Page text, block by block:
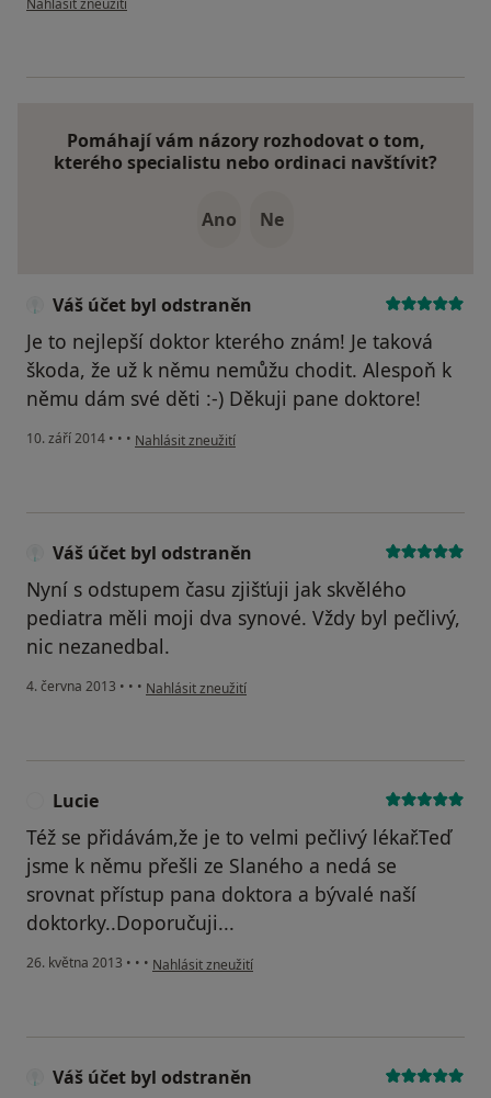
Nahlásit zneužití
Pomáhají vám názory rozhodovat o tom,
kterého specialistu nebo ordinaci navštívit?
Ano Ne
Váš účet byl odstraněn
Je to nejlepší doktor kterého znám! Je taková
škoda, že už k němu nemůžu chodit. Alespoň k
němu dám své děti :-) Děkuji pane doktore!
10. září 2014 • • • podle názoru uživatele Váš účet byl odstraněn
Nahlásit zneužití
Váš účet byl odstraněn
Nyní s odstupem času zjišťuji jak skvělého
pediatra měli moji dva synové. Vždy byl pečlivý,
nic nezanedbal.
4. června 2013 • • • podle názoru uživatele Váš účet byl odstraněn
Nahlásit zneužití
Lucie
Též se přidávám,že je to velmi pečlivý lékař.Teď
jsme k němu přešli ze Slaného a nedá se
srovnat přístup pana doktora a bývalé naší
doktorky..Doporučuji...
26. května 2013 • • • podle názoru uživatele Lucie
Nahlásit zneužití
Váš účet byl odstraněn